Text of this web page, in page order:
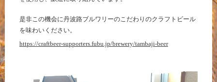
是非この機会に丹波路ブルワリーのこだわりのクラフトビール
を味わいください。
https://craftbeer-supporters.fubu.jp/brewery/tambaji-beer